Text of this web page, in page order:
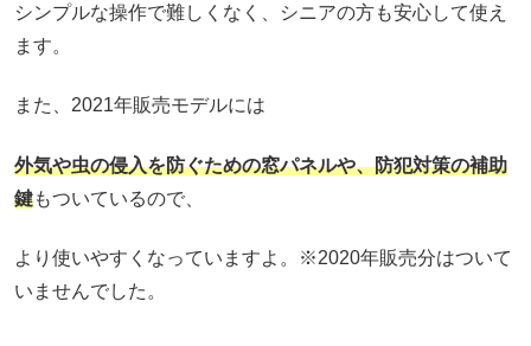
シンプルな操作で難しくなく、シニアの方も安心して使え
ます。
また、2021年販売モデルには
外気や虫の侵入を防ぐための窓パネルや、防犯対策の補助
鍵もついているので、
より使いやすくなっていますよ。※2020年販売分はついて
いませんでした。